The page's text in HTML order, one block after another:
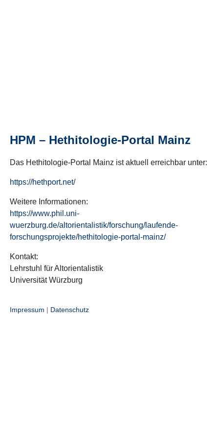
HPM – Hethitologie-Portal Mainz
Das Hethitologie-Portal Mainz ist aktuell erreichbar unter:
https://hethport.net/
Weitere Informationen:
https://www.phil.uni-
wuerzburg.de/altorientalistik/forschung/laufende-
forschungsprojekte/hethitologie-portal-mainz/
Kontakt:
Lehrstuhl für Altorientalistik
Universität Würzburg
Impressum | Datenschutz